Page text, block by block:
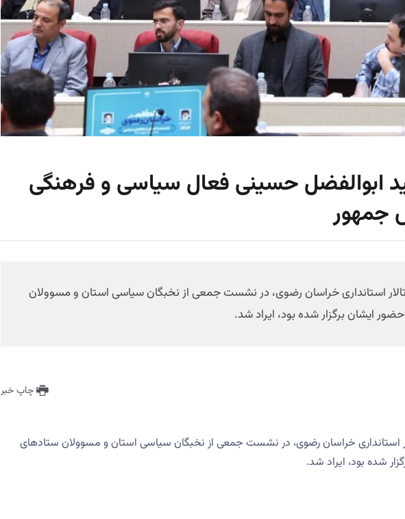
ابوالفضل حسینی فعال سیاسی و فرهنگی
جمهور
در تاریخ 13 شهریور 1403 در تالار استانداری خراسان رضوی، در نشست جمعی از نخبگان سیاسی استان و مسوولان
ایشان برگزار شده بود، ایراد شد.
چاپ خبر
تاریخ 13 شهریور 1403 در تالار استانداری خراسان رضوی، در نشست جمعی از نخبگان سیاسی استان و مسوولان ستادهای
شده بود، ایراد شد.